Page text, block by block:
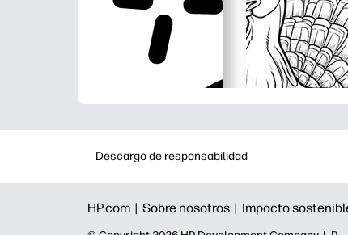
Descargo de responsabilidad
HP.com | Sobre nosotros | Impacto